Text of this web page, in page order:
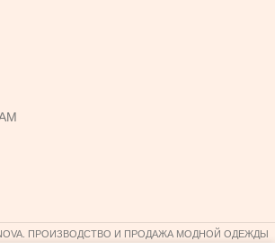
ПРОИЗВОДСТВО И ПРОДАЖА МОДНОЙ ОДЕЖДЫ